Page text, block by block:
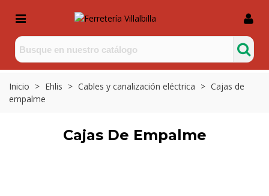
Inicio > Ehlis > Cables y canalización eléctrica > Cajas de
empalme
Cajas De Empalme